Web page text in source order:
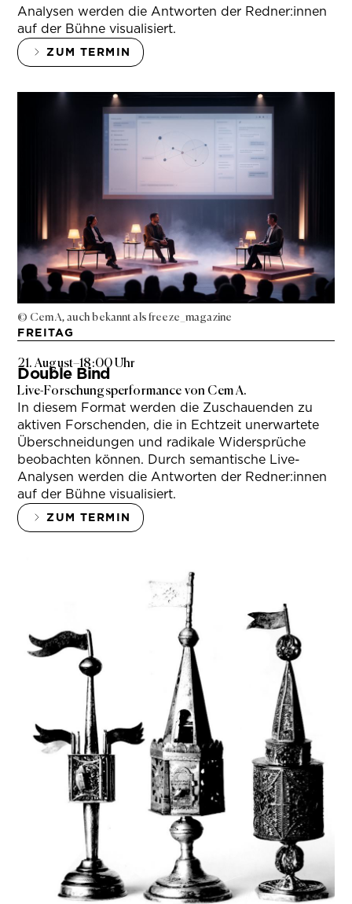
Analysen werden die Antworten der Redner:innen
auf der Bühne visualisiert.
ZUM TERMIN
© Cem A, auch bekannt als freeze_magazine
FREITAG
21. August–18:00 Uhr
Double Bind
Live-Forschungsperformance von Cem A.
In diesem Format werden die Zuschauenden zu
aktiven Forschenden, die in Echtzeit unerwartete
Überschneidungen und radikale Widersprüche
beobachten können. Durch semantische Live-
Analysen werden die Antworten der Redner:innen
auf der Bühne visualisiert.
ZUM TERMIN